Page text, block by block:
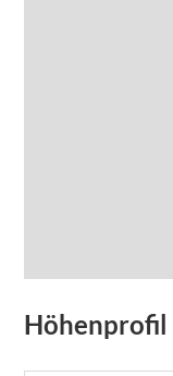
Höhenprofil